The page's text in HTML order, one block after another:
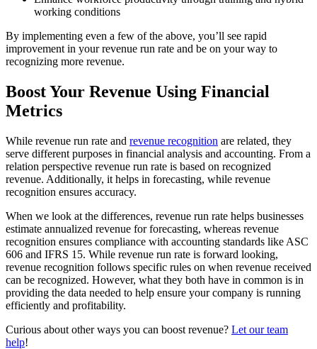
working conditions
By implementing even a few of the above, you’ll see rapid
improvement in your revenue run rate and be on your way to
recognizing more revenue.
Boost Your Revenue Using Financial
Metrics
While revenue run rate and revenue recognition are related, they
serve different purposes in financial analysis and accounting. From a
relation perspective revenue run rate is based on recognized
revenue. Additionally, it helps in forecasting, while revenue
recognition ensures accuracy.
When we look at the differences, revenue run rate helps businesses
estimate annualized revenue for forecasting, whereas revenue
recognition ensures compliance with accounting standards like ASC
606 and IFRS 15. While revenue run rate is forward looking,
revenue recognition follows specific rules on when revenue received
can be recognized. However, what they both have in common is in
providing the data needed to help ensure your company is running
efficiently and profitability.
Curious about other ways you can boost revenue? Let our team
help!